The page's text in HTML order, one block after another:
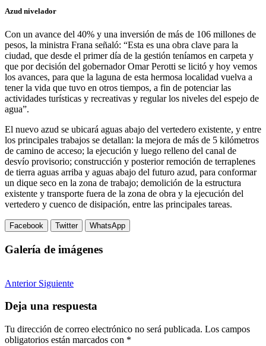
Azud nivelador
Con un avance del 40% y una inversión de más de 106 millones de
pesos, la ministra Frana señaló: “Esta es una obra clave para la
ciudad, que desde el primer día de la gestión teníamos en carpeta y
que por decisión del gobernador Omar Perotti se licitó y hoy vemos
los avances, para que la laguna de esta hermosa localidad vuelva a
tener la vida que tuvo en otros tiempos, a fin de potenciar las
actividades turísticas y recreativas y regular los niveles del espejo de
agua”.
El nuevo azud se ubicará aguas abajo del vertedero existente, y entre
los principales trabajos se detallan: la mejora de más de 5 kilómetros
de camino de acceso; la ejecución y luego relleno del canal de
desvío provisorio; construcción y posterior remoción de terraplenes
de tierra aguas arriba y aguas abajo del futuro azud, para conformar
un dique seco en la zona de trabajo; demolición de la estructura
existente y transporte fuera de la zona de obra y la ejecución del
vertedero y cuenco de disipación, entre las principales tareas.
Facebook Twitter WhatsApp
Galería de imágenes
Anterior Siguiente
Deja una respuesta
Tu dirección de correo electrónico no será publicada. Los campos
obligatorios están marcados con *